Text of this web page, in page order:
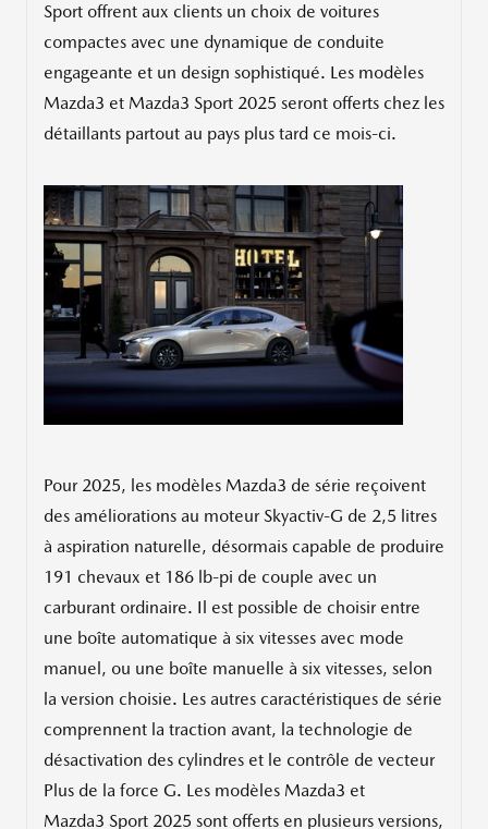
Sport offrent aux clients un choix de voitures
compactes avec une dynamique de conduite
engageante et un design sophistiqué. Les modèles
Mazda3 et Mazda3 Sport 2025 seront offerts chez les
détaillants partout au pays plus tard ce mois-ci.
Pour 2025, les modèles Mazda3 de série reçoivent
des améliorations au moteur Skyactiv-G de 2,5 litres
à aspiration naturelle, désormais capable de produire
191 chevaux et 186 lb-pi de couple avec un
carburant ordinaire. Il est possible de choisir entre
une boîte automatique à six vitesses avec mode
manuel, ou une boîte manuelle à six vitesses, selon
la version choisie. Les autres caractéristiques de série
comprennent la traction avant, la technologie de
désactivation des cylindres et le contrôle de vecteur
Plus de la force G. Les modèles Mazda3 et
Mazda3 Sport 2025 sont offerts en plusieurs versions,